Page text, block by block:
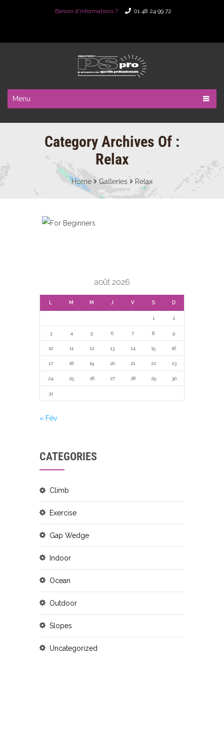
Besoin d'informations ? 01 48 24 99 72
Menu
Category Archives Of :
Relax
Home Galleries Relax
FOR BEGINNERS
août 2026
M M J V S D
1 2
3 4 5 6 7 8 9
10 11 12 13 14 15 16
17 18 19 20 21 22 23
24 25 26 27 28 29 30
31
« Fév
CATEGORIES
Climb
Exercise
Gap Wedge
Indoor
Ocean
Outdoor
Slopes
Uncategorized